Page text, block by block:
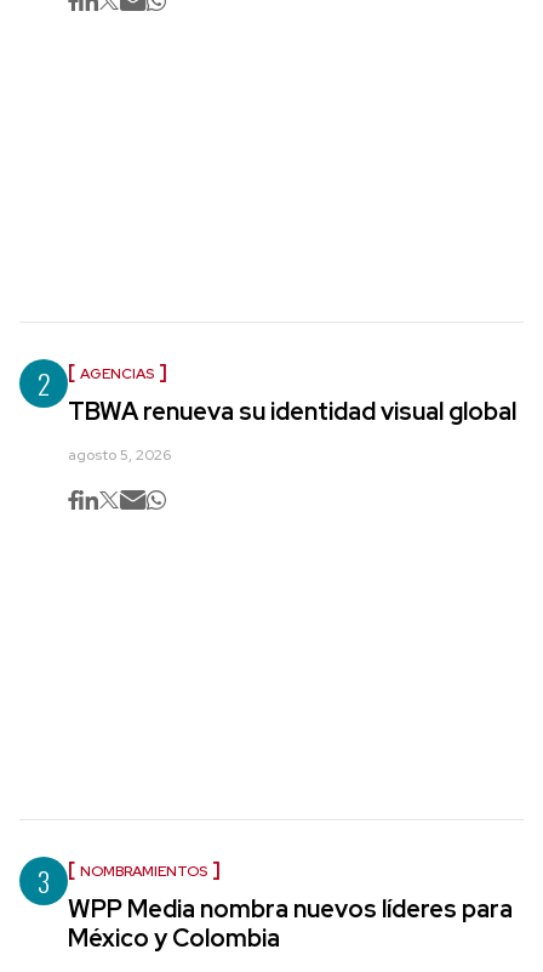
2 AGENCIAS
TBWA renueva su identidad visual global
agosto 5, 2026
3 NOMBRAMIENTOS
WPP Media nombra nuevos líderes para
México y Colombia